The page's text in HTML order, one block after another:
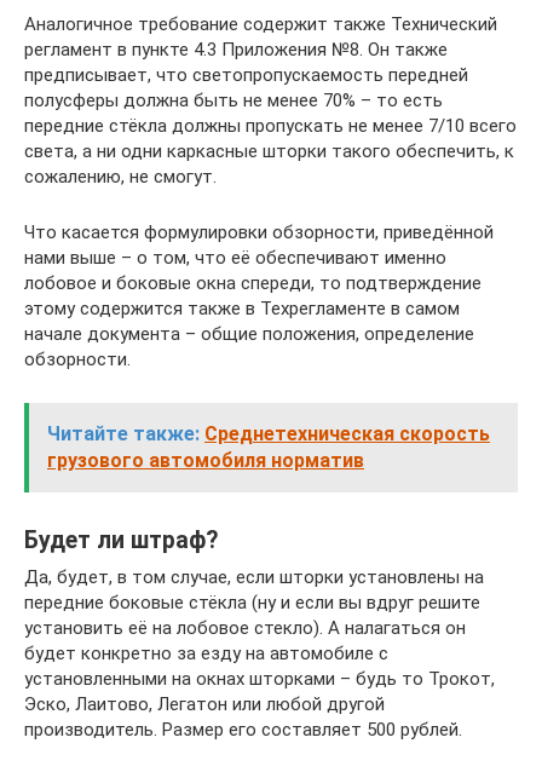
Аналогичное требование содержит также Технический
регламент в пункте 4.3 Приложения №8. Он также
предписывает, что светопропускаемость передней
полусферы должна быть не менее 70% – то есть
передние стёкла должны пропускать не менее 7/10 всего
света, а ни одни каркасные шторки такого обеспечить, к
сожалению, не смогут.
Что касается формулировки обзорности, приведённой
нами выше – о том, что её обеспечивают именно
лобовое и боковые окна спереди, то подтверждение
этому содержится также в Техрегламенте в самом
начале документа – общие положения, определение
обзорности.
Читайте также: Среднетехническая скорость
грузового автомобиля норматив
Будет ли штраф?
Да, будет, в том случае, если шторки установлены на
передние боковые стёкла (ну и если вы вдруг решите
установить её на лобовое стекло). А налагаться он
будет конкретно за езду на автомобиле с
установленными на окнах шторками – будь то Трокот,
Эско, Лаитово, Легатон или любой другой
производитель. Размер его составляет 500 рублей.